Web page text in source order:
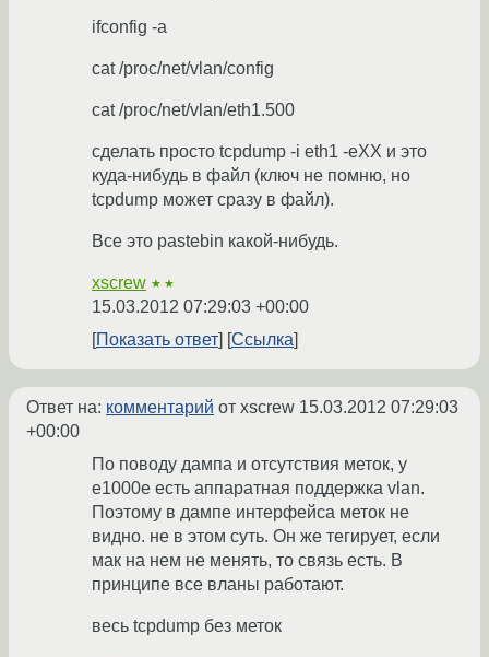
ifconfig -a
cat /proc/net/vlan/config
cat /proc/net/vlan/eth1.500
сделать просто tcpdump -i eth1 -eXX и это
куда-нибудь в файл (ключ не помню, но
tcpdump может сразу в файл).
Все это pastebin какой-нибудь.
xscrew ★★
15.03.2012 07:29:03 +00:00
Показать ответ
Ссылка
Ответ на: комментарий от xscrew 15.03.2012 07:29:03
+00:00
По поводу дампа и отсутствия меток, у
e1000e есть аппаратная поддержка vlan.
Поэтому в дампе интерфейса меток не
видно. не в этом суть. Он же тегирует, если
мак на нем не менять, то связь есть. В
принципе все вланы работают.
весь tcpdump без меток